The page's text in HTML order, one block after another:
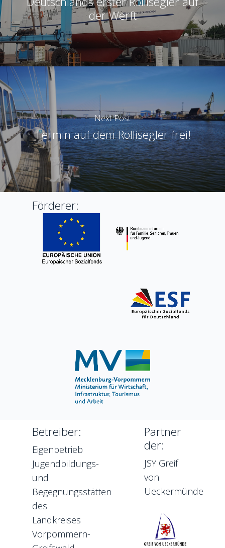
der Werft
Next Post
Termin auf dem Rollisegler frei!
Förderer:
Betreiber:
Eigenbetrieb
Jugendbildungs-
und
Begegnungsstätten
des
Landkreises
Vorpommern-
Partner
der:
JSY Greif
von
Ueckermünde